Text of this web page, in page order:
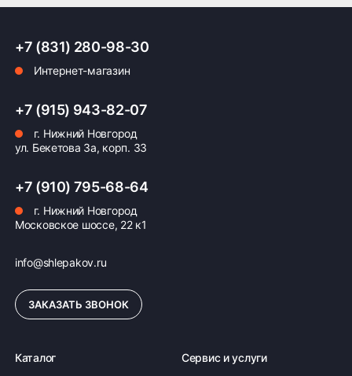
+7 (831) 280-98-30
Интернет-магазин
+7 (915) 943-82-07
г. Нижний Новгород
ул. Бекетова 3а, корп. 33
+7 (910) 795-68-64
г. Нижний Новгород
Московское шоссе, 22 к1
info@shlepakov.ru
ЗАКАЗАТЬ ЗВОНОК
Каталог Сервис и услуги